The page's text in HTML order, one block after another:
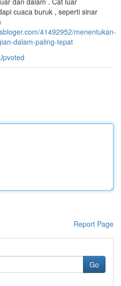
cuaca buruk , seperti sinar
41492952/menentukan-
dalam-paling-tepat
Report Page
Go